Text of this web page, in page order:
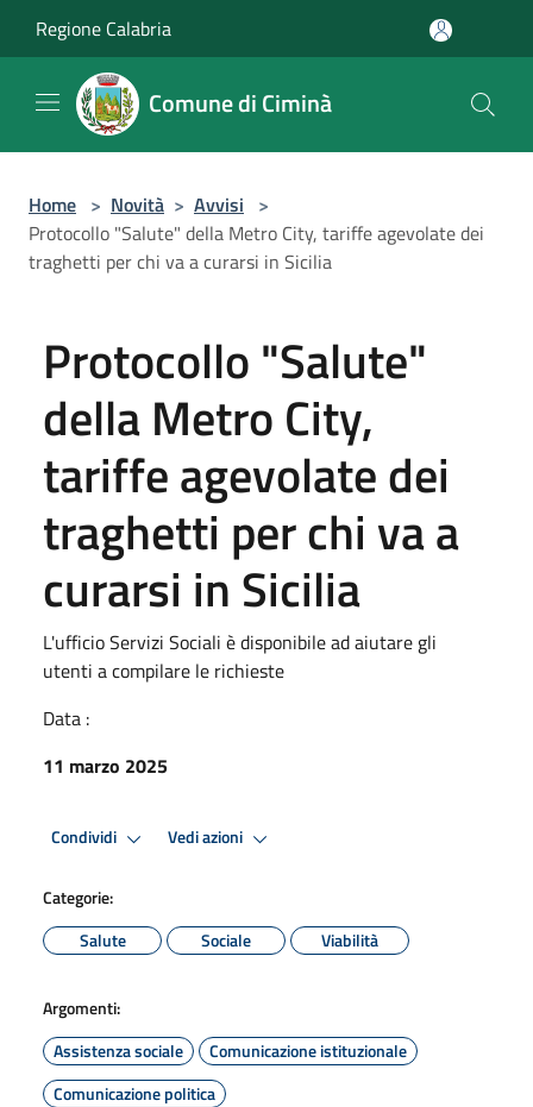
Regione Calabria
Comune di Ciminà
Home > Novità > Avvisi >
Protocollo "Salute" della Metro City, tariffe agevolate dei
traghetti per chi va a curarsi in Sicilia
Protocollo "Salute"
della Metro City,
tariffe agevolate dei
traghetti per chi va a
curarsi in Sicilia
L'ufficio Servizi Sociali è disponibile ad aiutare gli
utenti a compilare le richieste
Data :
11 marzo 2025
Condividi Vedi azioni
Categorie:
Salute
Sociale Viabilità
Argomenti:
Assistenza sociale
Comunicazione istituzionale
Comunicazione politica